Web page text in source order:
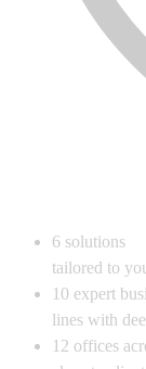
6 solutions
tailored to
10 expert
lines with
12 offices